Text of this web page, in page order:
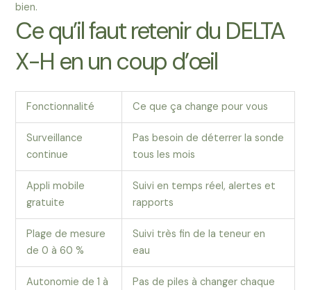
bien.
Ce qu’il faut retenir du DELTA
X-H en un coup d’œil
Fonctionnalité Ce que ça change pour vous
Surveillance
continue
Pas besoin de déterrer la sonde
tous les mois
Appli mobile
gratuite
Suivi en temps réel, alertes et
rapports
Plage de mesure
de 0 à 60 %
Suivi très fin de la teneur en
eau
Autonomie de 1 à Pas de piles à changer chaque